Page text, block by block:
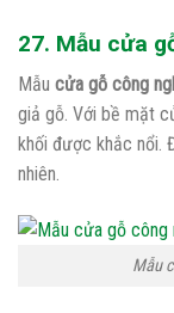
27. Mẫu cửa
Mẫu cửa gỗ công
giả gỗ. Với bề mặt
khối được khắc nổi.
nhiên.
Mẫu